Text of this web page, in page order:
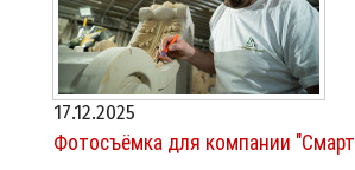
17.12.2025
Фотосъёмка для компании